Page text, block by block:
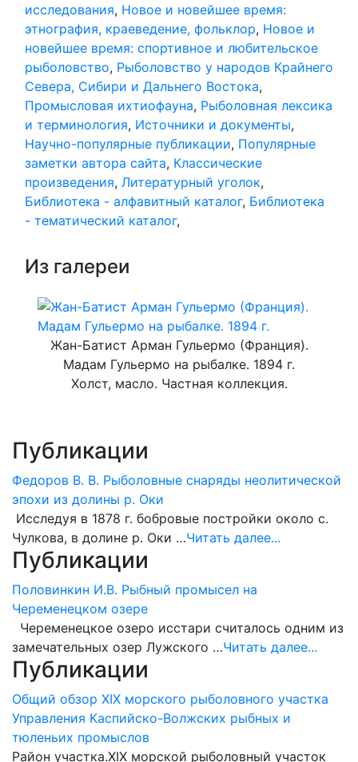
исследования, Новое и новейшее время:
этнография, краеведение, фольклор, Новое и
новейшее время: спортивное и любительское
рыболовство, Рыболовство у народов Крайнего
Севера, Сибири и Дальнего Востока,
Промысловая ихтиофауна, Рыболовная лексика
и терминология, Источники и документы,
Научно-популярные публикации, Популярные
заметки автора сайта, Классические
произведения, Литературный уголок,
Библиотека - алфавитный каталог, Библиотека
- тематический каталог,
Из галереи
Жан-Батист Арман Гульермо (Франция).
Мадам Гульермо на рыбалке. 1894 г.
Холст, масло. Частная коллекция.
Публикации
Федоров В. В. Рыболовные снаряды неолитической
эпохи из долины р. Оки
Исследуя в 1878 г. бобровые постройки около с.
Чулкова, в долине р. Оки …Читать далее...
Публикации
Половинкин И.В. Рыбный промысел на
Череменецком озере
Череменецкое озеро исстари считалось одним из
замечательных озер Лужского …Читать далее...
Публикации
Общий обзор XIX морского рыболовного участка
Управления Каспийско-Волжских рыбных и
тюленьих промыслов
Район участка.XIX морской рыболовный участок